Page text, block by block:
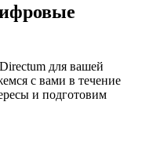
для вашей
с вами в течение
и подготовим